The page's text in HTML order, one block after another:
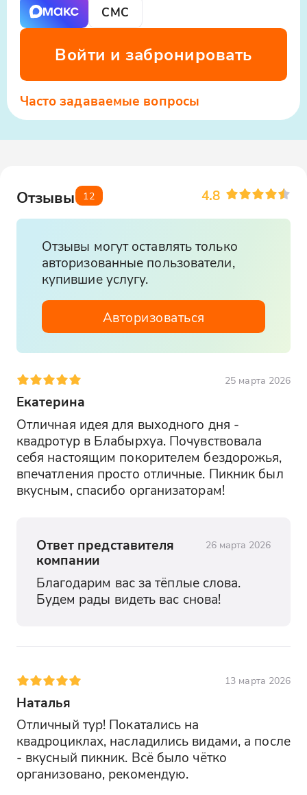
СМС
Войти и забронировать
Часто задаваемые вопросы
Отзывы 12 4.8
Отзывы могут оставлять только
авторизованные пользователи,
купившие услугу.
Авторизоваться
25 марта 2026
Екатерина
Отличная идея для выходного дня -
квадротур в Блабырхуа. Почувствовала
себя настоящим покорителем бездорожья,
впечатления просто отличные. Пикник был
вкусным, спасибо организаторам!
Ответ представителя
компании
26 марта 2026
Благодарим вас за тёплые слова.
Будем рады видеть вас снова!
13 марта 2026
Наталья
Отличный тур! Покатались на
квадроциклах, насладились видами, а после
- вкусный пикник. Всё было чётко
организовано, рекомендую.